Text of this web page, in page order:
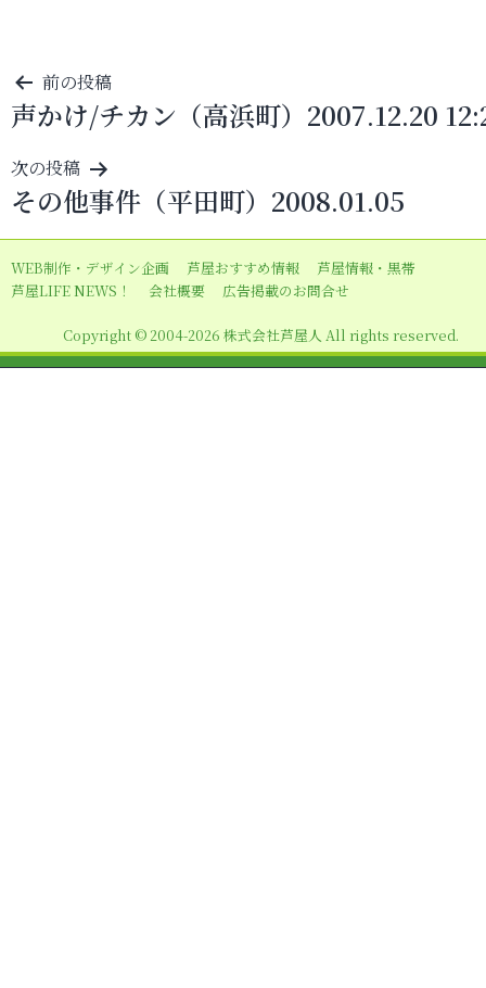
投
稿
ナ
ビ
ゲ
ー
シ
ン
前の投稿
声かけ/チカン（高浜町）2007.12.20
次の投稿
その他事件（平田町）2008.01.05
WEB制作・デザイン企画 芦屋おすすめ情報
芦屋情報・黒帯
芦屋LIFE NEWS！
会社概要 広告掲載のお問合せ
Copyright © 2004-2026 株式会社芦屋人 All rights reserved.